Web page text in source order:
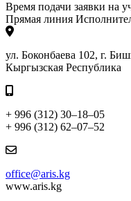
Время подачи заявки на
Прямая линия
ул. Боконбаева 102, г.
Кыргызская Республика
+ 996 (312) 30–18–05
+ 996 (312) 62–07–52
office@aris.kg
www.aris.kg